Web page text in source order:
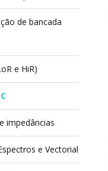
de bancada
e HiR)
impedâncias
e Vectorial